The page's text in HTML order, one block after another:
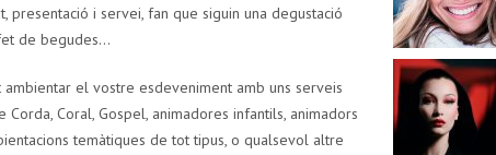
i servei, fan que siguin una degustació
de begudes…
el vostre esdeveniment amb uns serveis
Corda, Coral, Gospel, animadores infantils, animadors
temàtiques de tot tipus, o qualsevol altre